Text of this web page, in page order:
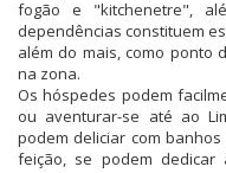
fogão e "kitchenetre",
dependências constituem
além do mais, como ponto
na zona.
Os hóspedes podem
ou aventurar-se até ao
podem deliciar com
feição, se podem